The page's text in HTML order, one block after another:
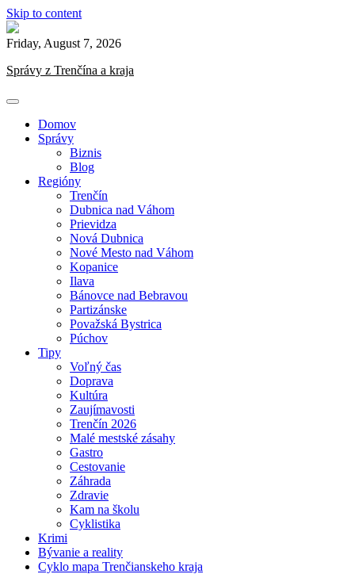
Skip to content
Friday, August 7, 2026
Správy z Trenčína a kraja
Domov
Správy
Biznis
Blog
Regióny
Trenčín
Dubnica nad Váhom
Prievidza
Nová Dubnica
Nové Mesto nad Váhom
Kopanice
Ilava
Bánovce nad Bebravou
Partizánske
Považská Bystrica
Púchov
Tipy
Voľný čas
Doprava
Kultúra
Zaujímavosti
Trenčín 2026
Malé mestské zásahy
Gastro
Cestovanie
Záhrada
Zdravie
Kam na školu
Cyklistika
Krimi
Bývanie a reality
Cyklo mapa Trenčianskeho kraja